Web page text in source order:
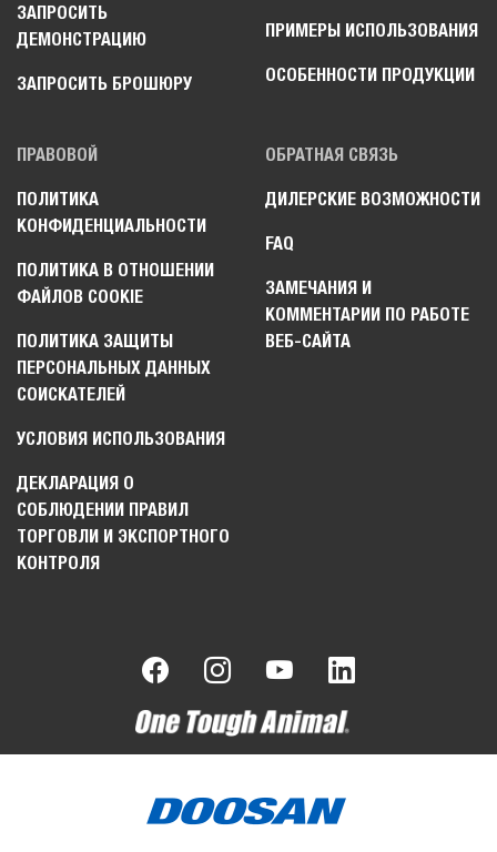
ЗАПРОСИТЬ
ДЕМОНСТРАЦИЮ
ЗАПРОСИТЬ БРОШЮРУ
ПРИМЕРЫ ИСПОЛЬЗОВАНИЯ
ОСОБЕННОСТИ ПРОДУКЦИИ
ПРАВОВОЙ
ПОЛИТИКА
КОНФИДЕНЦИАЛЬНОСТИ
ПОЛИТИКА В ОТНОШЕНИИ
ФАЙЛОВ COOKIE
ПОЛИТИКА ЗАЩИТЫ
ПЕРСОНАЛЬНЫХ ДАННЫХ
СОИСКАТЕЛЕЙ
УСЛОВИЯ ИСПОЛЬЗОВАНИЯ
ДЕКЛАРАЦИЯ О
СОБЛЮДЕНИИ ПРАВИЛ
ТОРГОВЛИ И ЭКСПОРТНОГО
КОНТРОЛЯ
ОБРАТНАЯ СВЯЗЬ
ДИЛЕРСКИЕ ВОЗМОЖНОСТИ
FAQ
ЗАМЕЧАНИЯ И
КОММЕНТАРИИ ПО РАБОТЕ
ВЕБ-САЙТА